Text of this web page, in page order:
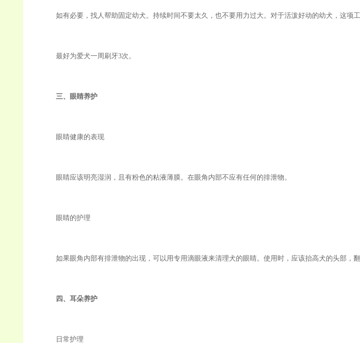
如有必要，找人帮助固定幼犬。持续时间不要太久，也不要用力过大。对于活泼好动的幼犬，这项
最好为爱犬一周刷牙3次。
三、眼睛养护
眼睛健康的表现
眼睛应该明亮湿润，且有粉色的粘液薄膜。在眼角内部不应有任何的排泄物。
眼睛的护理
如果眼角内部有排泄物的出现，可以用专用滴眼液来清理犬的眼睛。使用时，应该抬高犬的头部，
四、耳朵养护
日常护理